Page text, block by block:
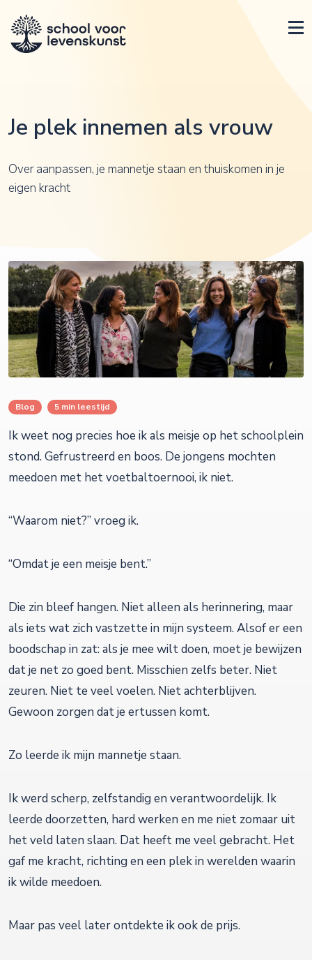
Je plek innemen als vrouw
Over aanpassen, je mannetje staan en thuiskomen in je
eigen kracht
Blog 5 min leestijd
Ik weet nog precies hoe ik als meisje op het schoolplein
stond. Gefrustreerd en boos. De jongens mochten
meedoen met het voetbaltoernooi, ik niet.
“Waarom niet?” vroeg ik.
“Omdat je een meisje bent.”
Die zin bleef hangen. Niet alleen als herinnering, maar
als iets wat zich vastzette in mijn systeem. Alsof er een
boodschap in zat: als je mee wilt doen, moet je bewijzen
dat je net zo goed bent. Misschien zelfs beter. Niet
zeuren. Niet te veel voelen. Niet achterblijven.
Gewoon zorgen dat je ertussen komt.
Zo leerde ik mijn mannetje staan.
Ik werd scherp, zelfstandig en verantwoordelijk. Ik
leerde doorzetten, hard werken en me niet zomaar uit
het veld laten slaan. Dat heeft me veel gebracht. Het
gaf me kracht, richting en een plek in werelden waarin
ik wilde meedoen.
Maar pas veel later ontdekte ik ook de prijs.